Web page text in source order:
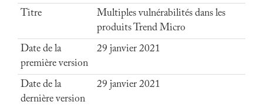
Titre
Multiples vulnérabilités dans les
produits Trend Micro
Date de la
première version
29 janvier 2021
Date de la
dernière version
29 janvier 2021